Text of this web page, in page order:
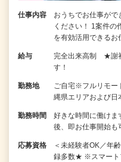
仕事内容
おうちでお仕事がで
ください！ 1案件の
を有効活用できる
給与
完全出来高制 ★謝
す！
勤務地
ご自宅※フルリモー
縄県エリアおよび日
勤務時間
好きな時間に働け
後、即お仕事開始
応募資格
＜未経験者OK／年
録多数★ ※スマート